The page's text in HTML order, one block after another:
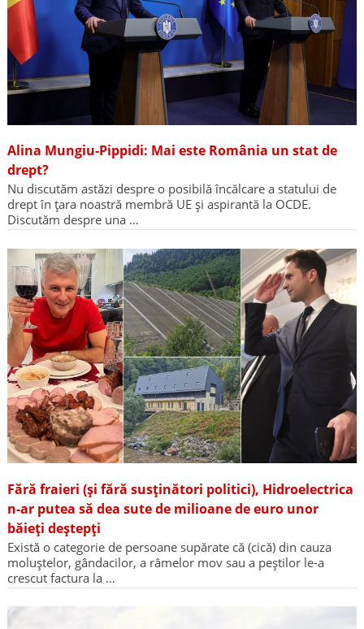
Alina Mungiu-Pippidi: Mai este România un stat de
drept?
Nu discutăm astăzi despre o posibilă încălcare a statului de
drept în țara noastră membră UE și aspirantă la OCDE.
Discutăm despre una …
Fără fraieri (și fără susținători politici), Hidroelectrica
n-ar putea să dea sute de milioane de euro unor
băieți deștepți
Există o categorie de persoane supărate că (cică) din cauza
moluștelor, gândacilor, a râmelor mov sau a peștilor le-a
crescut factura la …